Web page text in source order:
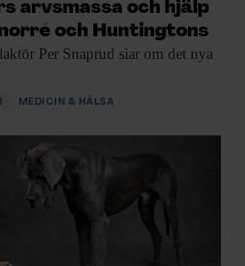
arvsmassa och hjälp
och Huntingtons
Per Snaprud siar om det nya
MEDICIN & HÄLSA